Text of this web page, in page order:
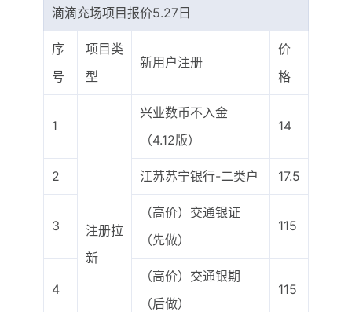
滴滴充场项目报价5.27日
序
号
项目类
型
新用户注册
价
格
1
注册拉
新
兴业数币不入金
（4.12版）
14
2 江苏苏宁银行-二类户 17.5
3
（高价）交通银证
（先做）
115
4
（高价）交通银期
（后做）
115